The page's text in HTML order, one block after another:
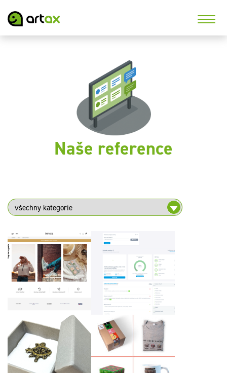
Naše reference
www.benuto.cz
Spaider - SEO nástroj
s AI
Kovový odznak s
logem klienta
Dárkový set tvořivé